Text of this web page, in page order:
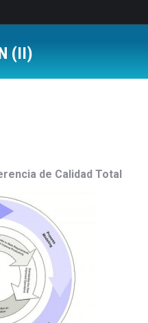
(II)
de Calidad Total